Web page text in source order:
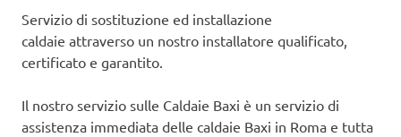
Servizio di sostituzione ed installazione
caldaie attraverso un nostro installatore qualificato,
certificato e garantito.
Il nostro servizio sulle Caldaie Baxi è un servizio di
assistenza immediata delle caldaie Baxi in Roma e tutta